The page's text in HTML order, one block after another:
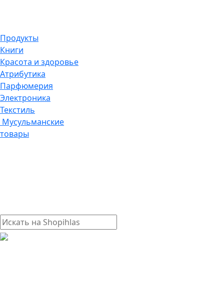
Продукты
Книги
Красота и здоровье
Атрибутика
Парфюмерия
Электроника
Текстиль
Мусульманские
товары